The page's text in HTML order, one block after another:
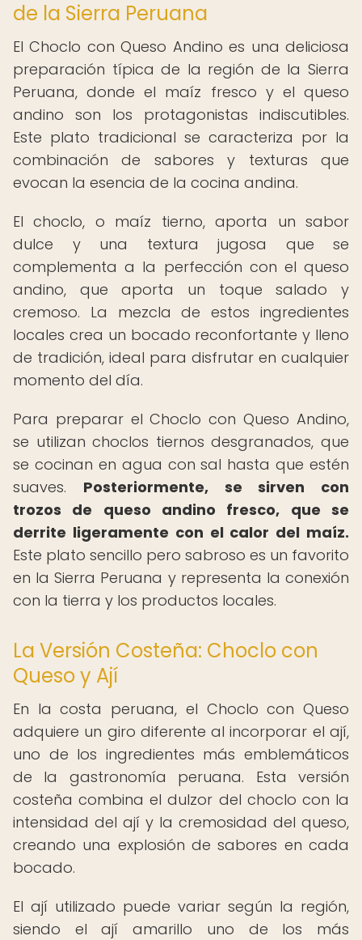
de la Sierra Peruana
El Choclo con Queso Andino es una deliciosa
preparación típica de la región de la Sierra
Peruana, donde el maíz fresco y el queso
andino son los protagonistas indiscutibles.
Este plato tradicional se caracteriza por la
combinación de sabores y texturas que
evocan la esencia de la cocina andina.
El choclo, o maíz tierno, aporta un sabor
dulce y una textura jugosa que se
complementa a la perfección con el queso
andino, que aporta un toque salado y
cremoso. La mezcla de estos ingredientes
locales crea un bocado reconfortante y lleno
de tradición, ideal para disfrutar en cualquier
momento del día.
Para preparar el Choclo con Queso Andino,
se utilizan choclos tiernos desgranados, que
se cocinan en agua con sal hasta que estén
suaves. Posteriormente, se sirven con
trozos de queso andino fresco, que se
derrite ligeramente con el calor del maíz.
Este plato sencillo pero sabroso es un favorito
en la Sierra Peruana y representa la conexión
con la tierra y los productos locales.
La Versión Costeña: Choclo con
Queso y Ají
En la costa peruana, el Choclo con Queso
adquiere un giro diferente al incorporar el ají,
uno de los ingredientes más emblemáticos
de la gastronomía peruana. Esta versión
costeña combina el dulzor del choclo con la
intensidad del ají y la cremosidad del queso,
creando una explosión de sabores en cada
bocado.
El ají utilizado puede variar según la región,
siendo el ají amarillo uno de los más